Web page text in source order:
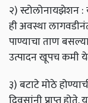
२) स्टोलोनायझेशन :
ही अवस्था
पाण्याचा ताण
उत्पादन खूपच कमी
३) बटाटे मोठे